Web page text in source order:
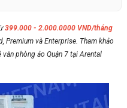
399.000 - 2.000.0000 VND/tháng
Premium và Enterprise. Tham khảo
phòng ảo Quận 7 tại Arental